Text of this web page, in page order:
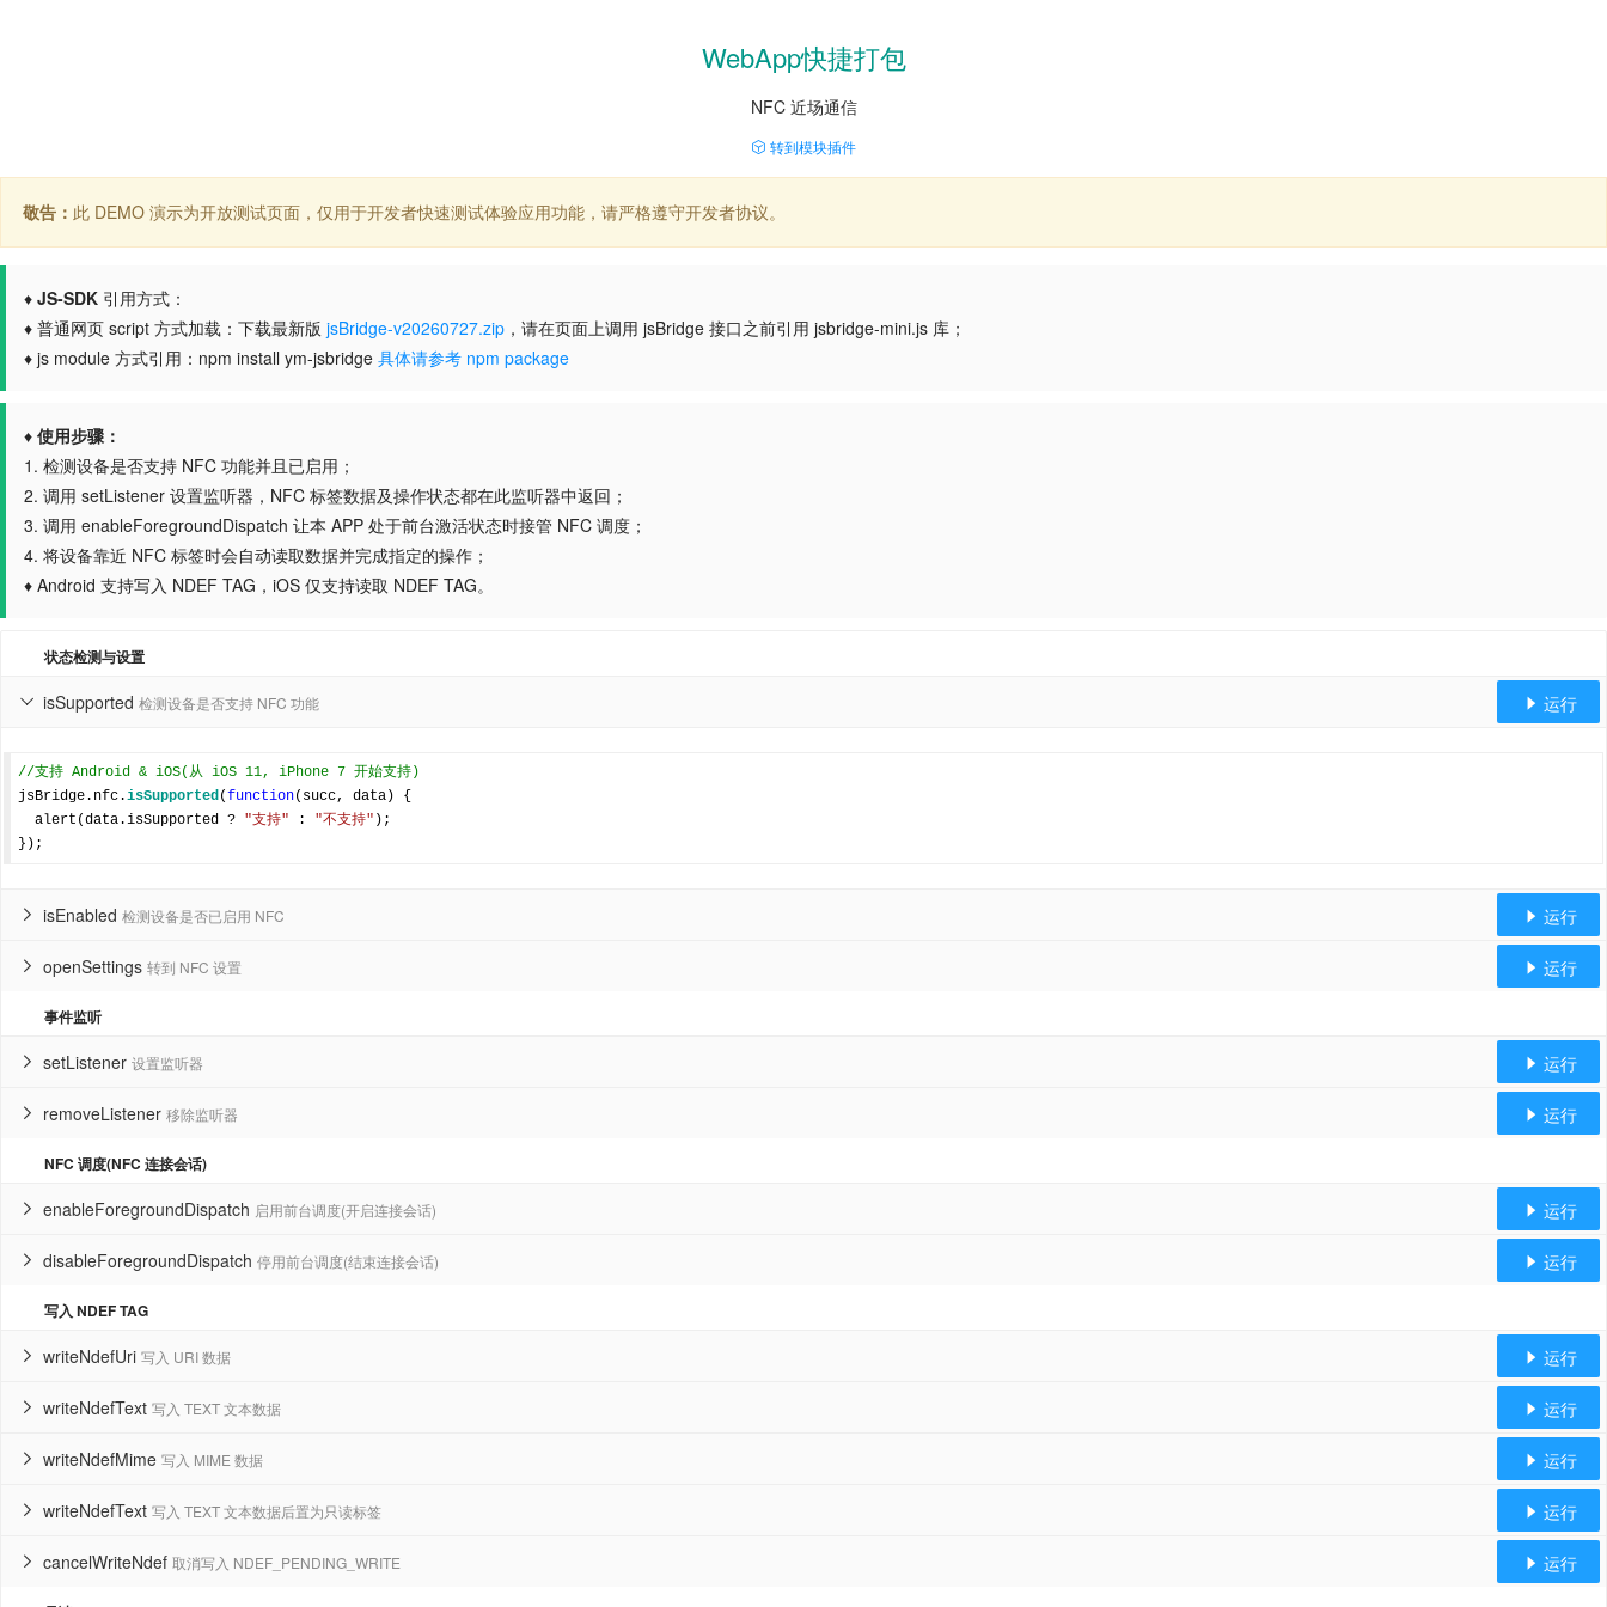
WebApp快捷打包
NFC 近场通信
转到模块插件
敬告： 此 DEMO 演示为开放测试页面，仅用于开发者快速测试体验应用功能，请严格遵守开发者协议。
♦ JS-SDK 引用方式：
♦ 普通网页 script 方式加载：下载最新版 jsBridge-v20260727.zip ，请在页面上调用 jsBridge 接口之前引用 jsbridge-mini.js 库；
♦ js module 方式引用：npm install ym-jsbridge 具体请参考 npm package
♦ 使用步骤：
1. 检测设备是否支持 NFC 功能并且已启用；
2. 调用 setListener 设置监听器，NFC 标签数据及操作状态都在此监听器中返回；
3. 调用 enableForegroundDispatch 让本 APP 处于前台激活状态时接管 NFC 调度；
4. 将设备靠近 NFC 标签时会自动读取数据并完成指定的操作；
♦ Android 支持写入 NDEF TAG，iOS 仅支持读取 NDEF TAG。
状态检测与设置
isSupported 检测设备是否支持 NFC 功能
  运行
//支持 Android & iOS(从 iOS 11, iPhone 7 开始支持)
jsBridge.nfc.isSupported(function( succ, data ) {
  alert(data.isSupported ?
"支持" : "不支持" );
isEnabled 检测设备是否已启用 NFC
  运行
openSettings 转到 NFC 设置
  运行
事件监听
setListener 设置监听器
  运行
removeListener 移除监听器
  运行
NFC 调度(NFC 连接会话)
enableForegroundDispatch 启用前台调度(开启连接会话)
  运行
disableForegroundDispatch 停用前台调度(结束连接会话)
  运行
写入 NDEF TAG
writeNdefUri 写入 URI 数据
  运行
writeNdefText 写入 TEXT 文本数据
  运行
writeNdefMime 写入 MIME 数据
  运行
writeNdefText 写入 TEXT 文本数据后置为只读标签
  运行
cancelWriteNdef 取消写入 NDEF_PENDING_WRITE
  运行